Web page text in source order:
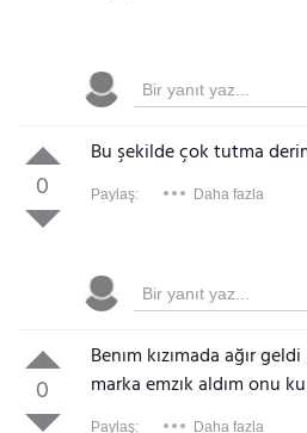
0
Bu şekilde çok tutma
Paylaş: Daha fazla
0
Benım kızımada ağır
marka emzık aldım onu
Paylaş: Daha fazla